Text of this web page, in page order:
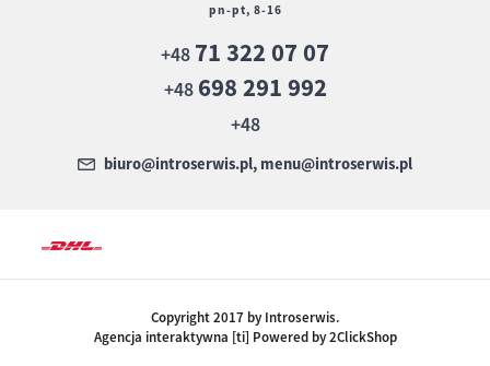
pn-pt, 8-16
+48 71 322 07 07
+48 698 291 992
+48
biuro@introserwis.pl, menu@introserwis.pl
Copyright 2017 by Introserwis.
Agencja interaktywna [ti] Powered by 2ClickShop